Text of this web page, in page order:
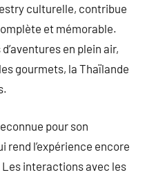
culturelle, contribue
et mémorable.
en plein air,
gourmets, la Thaïlande
pour son
rend l’expérience encore
interactions avec les